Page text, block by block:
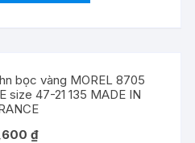
bọc vàng MOREL 8705
size 47-21 135 MADE IN
₫